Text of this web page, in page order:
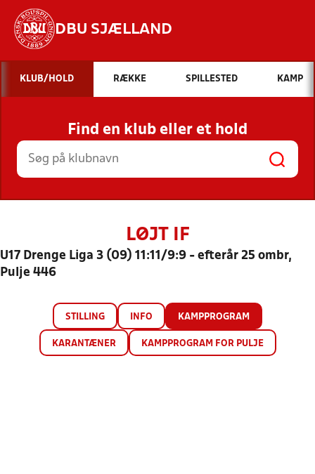
DBU SJÆLLAND
Hvad vil du søge efter?
INDHOLD OG NYHEDER
STILLINGER, RESULTATER, KLUBBER OG
HOLD
KLUB/HOLD RÆKKE SPILLESTED KAMP
Find en klub eller et hold
LØJT IF
U17 Drenge Liga 3 (09) 11:11/9:9 - efterår 25 ombr,
Pulje 446
STILLING INFO KAMPPROGRAM
KARANTÆNER KAMPPROGRAM FOR PULJE